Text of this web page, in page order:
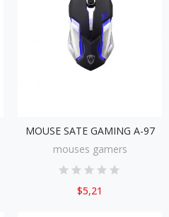
MOUSE SATE GAMING A-97
mouses gamers
$5,21